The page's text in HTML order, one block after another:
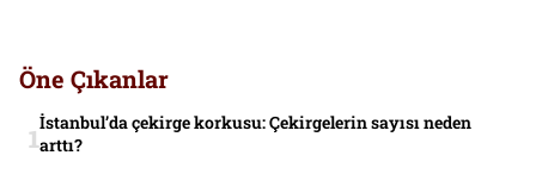
Öne Çıkanlar
İstanbul’da çekirge korkusu: Çekirgelerin sayısı neden
arttı?